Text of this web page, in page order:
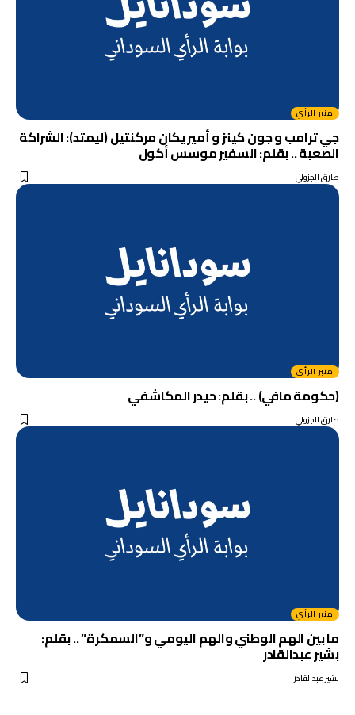
منبر الرأي
جي ترامب و جون كينز و أميريكان مركنتيل (ليمتد): الشراكة
الصعبة .. بقلم: السفير موسس أكول
طارق الجزولي
منبر الرأي
(حكومة مافي) .. بقلم: حيدر المكاشفي
طارق الجزولي
منبر الرأي
ما بين الهم الوطني والهم اليومي و”السمكرة” .. بقلم:
بشير عبدالقادر
بشير عبدالقادر